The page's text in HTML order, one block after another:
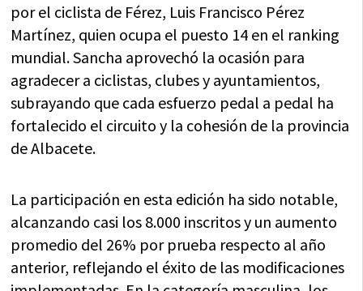
por el ciclista de Férez, Luis Francisco Pérez
Martínez, quien ocupa el puesto 14 en el ranking
mundial. Sancha aprovechó la ocasión para
agradecer a ciclistas, clubes y ayuntamientos,
subrayando que cada esfuerzo pedal a pedal ha
fortalecido el circuito y la cohesión de la provincia
de Albacete.
La participación en esta edición ha sido notable,
alcanzando casi los 8.000 inscritos y un aumento
promedio del 26% por prueba respecto al año
anterior, reflejando el éxito de las modificaciones